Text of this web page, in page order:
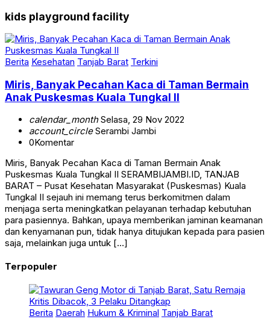
kids playground facility
Berita Kesehatan Tanjab Barat Terkini
Miris, Banyak Pecahan Kaca di Taman Bermain
Anak Puskesmas Kuala Tungkal II
calendar_monthSelasa, 29 Nov 2022
account_circleSerambi Jambi
0Komentar
Miris, Banyak Pecahan Kaca di Taman Bermain Anak
Puskesmas Kuala Tungkal II SERAMBIJAMBI.ID, TANJAB
BARAT – Pusat Kesehatan Masyarakat (Puskesmas) Kuala
Tungkal II sejauh ini memang terus berkomitmen dalam
menjaga serta meningkatkan pelayanan terhadap kebutuhan
para pasiennya. Bahkan, upaya memberikan jaminan keamanan
dan kenyamanan pun, tidak hanya ditujukan kepada para pasien
saja, melainkan juga untuk […]
Terpopuler
Berita Daerah Hukum & Kriminal Tanjab Barat